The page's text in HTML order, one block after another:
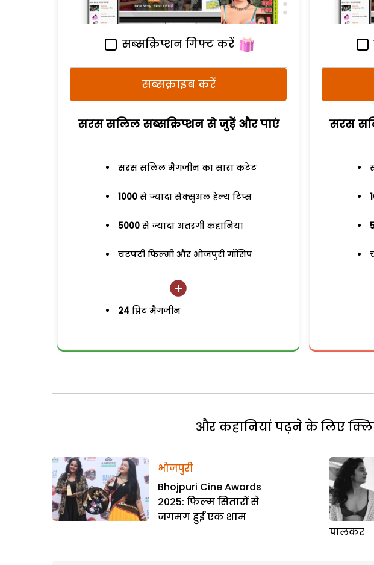
सब्सक्रिप्शन गिफ्ट करें
सब्सक्राइब करें
सरस सलिल सब्सक्रिप्शन से जुड़ेें और पाएं
सरस सलिल मैगजीन का सारा कंटेंट
1000 से ज्यादा सेक्सुअल हेल्थ टिप्स
5000 से ज्यादा अतरंगी कहानियां
चटपटी फिल्मी और भोजपुरी गॉसिप
24 प्रिंट मैगजीन
सरस
और कहानियां पढ़ने के लिए
भोजपुरी
Bhojpuri Cine Awards
2025: फिल्म सितारों से
जगमग हुई एक शाम
पालकर